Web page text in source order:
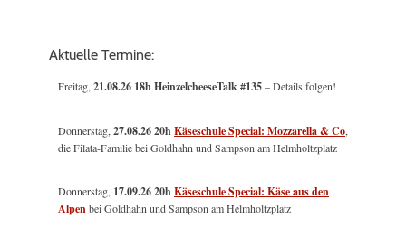
Aktuelle Termine:
Freitag, 21.08.26 18h HeinzelcheeseTalk #135– Details folgen!
Donnerstag, 27.08.26 20hKäseschule Special: Mozzarella & Co
die Filata-Familie bei Goldhahn und Sampson am Helmholtzplatz
Donnerstag, 17.09.26 20hKäseschule Special: Käse aus den
Alpenbei Goldhahn und Sampson am Helmholtzplatz